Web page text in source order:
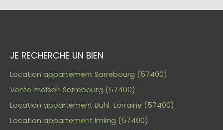
JE RECHERCHE UN BIEN
Location appartement Sarrebourg (57400)
Vente maison Sarrebourg (57400)
Location appartement Buhl-Lorraine (57400)
Location appartement Imling (57400)